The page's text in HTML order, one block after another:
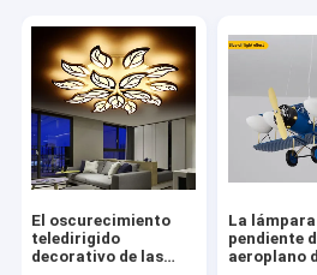
El oscurecimiento
teledirigido
decorativo de las
La lámpara
pendiente
aeroplano